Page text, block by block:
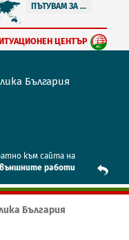
ПЪТУВАМ ЗА ...
ЦЕНТЪР
България
към сайта на
работи
България